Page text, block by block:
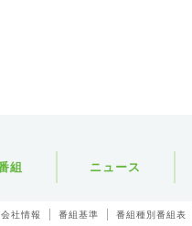
組 ニュース
会社情報 番組基準 番組種別番組表